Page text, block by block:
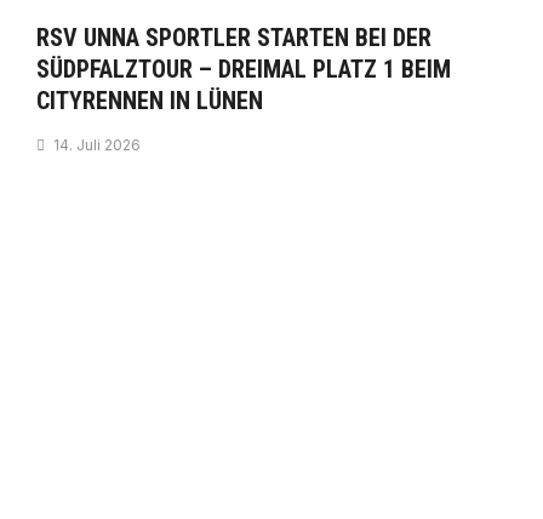
RSV UNNA SPORTLER STARTEN BEI DER
SÜDPFALZTOUR – DREIMAL PLATZ 1 BEIM
CITYRENNEN IN LÜNEN
14. Juli 2026